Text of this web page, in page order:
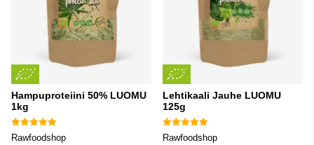
Hampuproteiini 50% LUOMU
1kg
Rawfoodshop
Lehtikaali Jauhe LUOMU
125g
Rawfoodshop